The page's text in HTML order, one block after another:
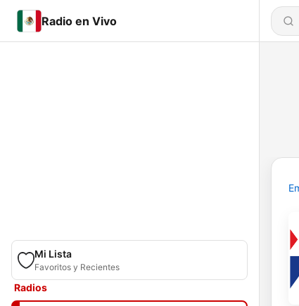
Radio en Vivo
Mi Lista
Favoritos y Recientes
Radios